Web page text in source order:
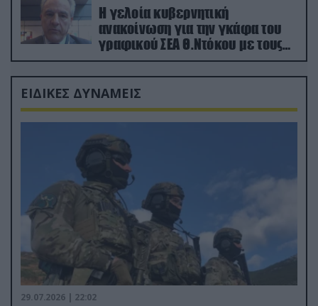
Η γελοία κυβερνητική
ανακοίνωση για την γκάφα του
γραφικού ΣΕΑ Θ.Ντόκου με τους
Ρώσους φαρσέρ
ΕΙΔΙΚΕΣ ΔΥΝΑΜΕΙΣ
29.07.2026 | 22:02